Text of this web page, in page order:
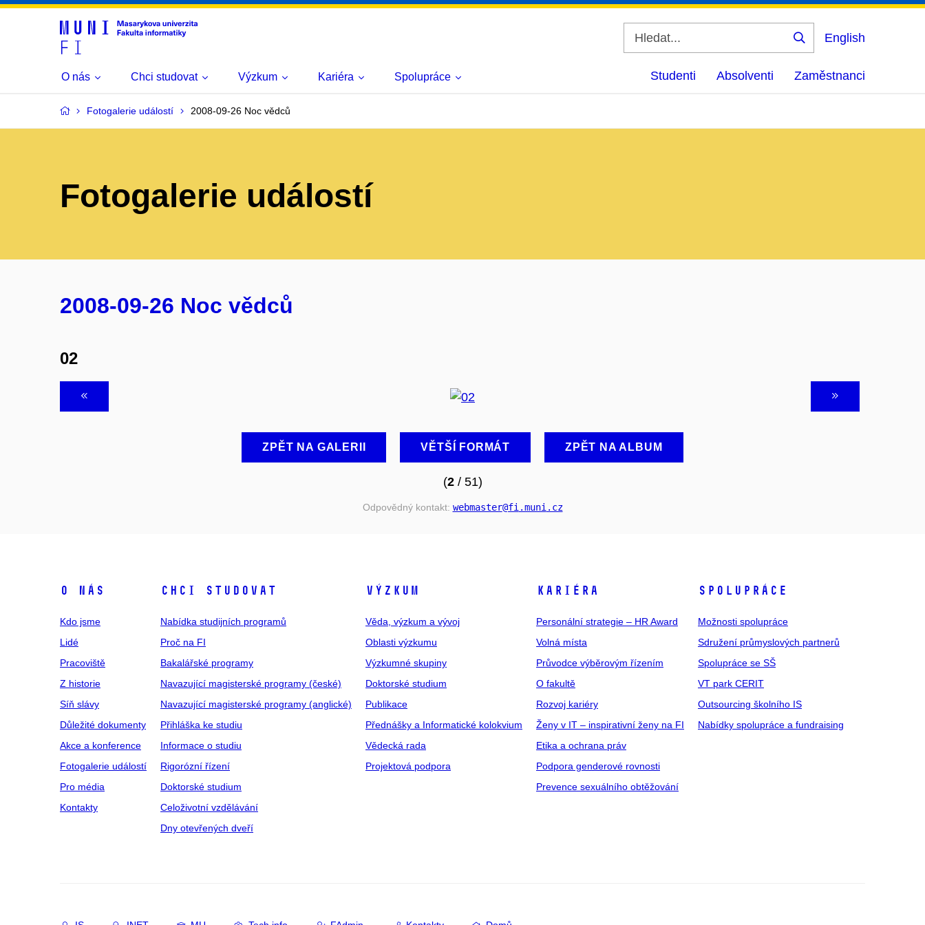
Vyhledat
English
O nás Chci studovat Výzkum Kariéra Spolupráce Studenti Absolventi Zaměstnanci
Fotogalerie událostí 2008-09-26 Noc vědců
Fotogalerie událostí
2008-09-26 Noc vědců
02
ZPĚT NA GALERII VĚTŠÍ FORMÁT ZPĚT NA ALBUM
(2/ 51)
Odpovědný kontakt: webmaster@fi .muni .cz
O NÁS
Kdo jsme
Lidé
Pracoviště
Z historie
Síň slávy
Důležité dokumenty
Akce a konference
Fotogalerie událostí
Pro média
Kontakty
CHCI STUDOVAT
Nabídka studijních programů
Proč na FI
Bakalářské programy
Navazující magisterské programy (české)
Navazující magisterské programy (anglické)
Přihláška ke studiu
Informace o studiu
Rigorózní řízení
Doktorské studium
Celoživotní vzdělávání
Dny otevřených dveří
VÝZKUM
Věda, výzkum a vývoj
Oblasti výzkumu
Výzkumné skupiny
Doktorské studium
Publikace
Přednášky a Informatické kolokvium
Vědecká rada
Projektová podpora
KARIÉRA
Personální strategie – HR Award
Volná místa
Průvodce výběrovým řízením
O fakultě
Rozvoj kariéry
Ženy v IT – inspirativní ženy na FI
Etika a ochrana práv
Podpora genderové rovnosti
Prevence sexuálního obtěžování
SPOLUPRÁCE
Možnosti spolupráce
Sdružení průmyslových partnerů
Spolupráce se SŠ
VT park CERIT
Outsourcing školního IS
Nabídky spolupráce a fundraising